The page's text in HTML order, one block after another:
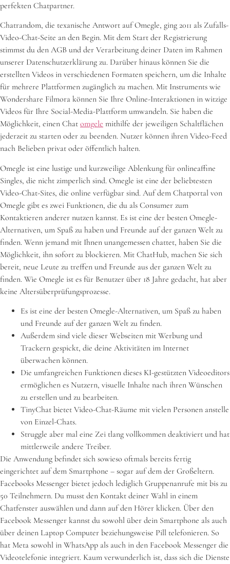
perfekten Chatpartner.
Chatrandom, die texanische Antwort auf Omegle, ging 2011 als Zufalls-
Video-Chat-Seite an den Begin. Mit dem Start der Registrierung
stimmst du den AGB und der Verarbeitung deiner Daten im Rahmen
unserer Datenschutzerklärung zu. Darüber hinaus können Sie die
erstellten Videos in verschiedenen Formaten speichern, um die Inhalte
für mehrere Plattformen zugänglich zu machen. Mit Instruments wie
Wondershare Filmora können Sie Ihre Online-Interaktionen in witzige
Videos für Ihre Social-Media-Plattform umwandeln. Sie haben die
Möglichkeit, einen Chat omgele mithilfe der jeweiligen Schaltflächen
jederzeit zu starten oder zu beenden. Nutzer können ihren Video-Feed
nach Belieben privat oder öffentlich halten.
Omegle ist eine lustige und kurzweilige Ablenkung für onlineaffine
Singles, die nicht zimperlich sind. Omegle ist eine der beliebtesten
Video-Chat-Sites, die online verfügbar sind. Auf dem Chatportal von
Omegle gibt es zwei Funktionen, die du als Consumer zum
Kontaktieren anderer nutzen kannst. Es ist eine der besten Omegle-
Alternativen, um Spaß zu haben und Freunde auf der ganzen Welt zu
finden. Wenn jemand mit Ihnen unangemessen chattet, haben Sie die
Möglichkeit, ihn sofort zu blockieren. Mit ChatHub, machen Sie sich
bereit, neue Leute zu treffen und Freunde aus der ganzen Welt zu
finden. Wie Omegle ist es für Benutzer über 18 Jahre gedacht, hat aber
keine Altersüberprüfungsprozesse.
Es ist eine der besten Omegle-Alternativen, um Spaß zu haben
und Freunde auf der ganzen Welt zu finden.
Außerdem sind viele dieser Webseiten mit Werbung und
Trackern gespickt, die deine Aktivitäten im Internet
überwachen können.
Die umfangreichen Funktionen dieses KI-gestützten Videoeditors
ermöglichen es Nutzern, visuelle Inhalte nach ihren Wünschen
zu erstellen und zu bearbeiten.
TinyChat bietet Video-Chat-Räume mit vielen Personen anstelle
von Einzel-Chats.
Struggle aber mal eine Zei tlang vollkommen deaktiviert und hat
mittlerweile andere Treiber.
Die Anwendung befindet sich sowieso oftmals bereits fertig
eingerichtet auf dem Smartphone – sogar auf dem der Großeltern.
Facebooks Messenger bietet jedoch lediglich Gruppenanrufe mit bis zu
50 Teilnehmern. Du musst den Kontakt deiner Wahl in einem
Chatfenster auswählen und dann auf den Hörer klicken. Über den
Facebook Messenger kannst du sowohl über dein Smartphone als auch
über deinen Laptop Computer beziehungsweise Pill telefonieren. So
hat Meta sowohl in WhatsApp als auch in den Facebook Messenger die
Videotelefonie integriert. Kaum verwunderlich ist, dass sich die Dienste